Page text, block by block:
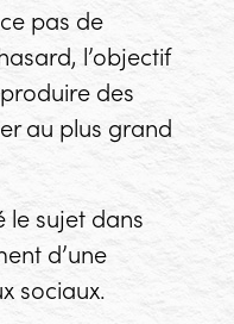
pas de
l’objectif
des
au plus grand
le sujet dans
d’une
sociaux.